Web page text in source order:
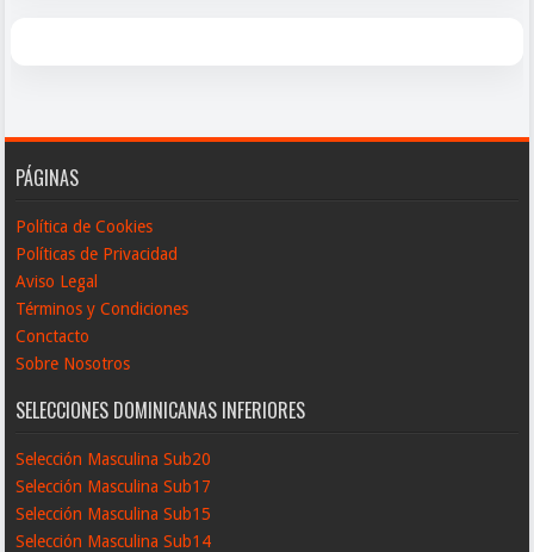
PÁGINAS
Política de Cookies
Políticas de Privacidad
Aviso Legal
Términos y Condiciones
Conctacto
Sobre Nosotros
SELECCIONES DOMINICANAS INFERIORES
Selección Masculina Sub20
Selección Masculina Sub17
Selección Masculina Sub15
Selección Masculina Sub14